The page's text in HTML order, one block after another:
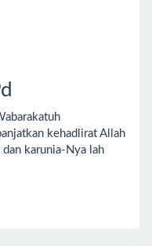
kehadlirat Allah
dan karunia-Nya lah